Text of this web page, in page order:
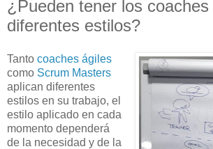
¿Pueden tener los coaches
diferentes estilos?
Tanto coaches ágiles
como Scrum Masters
aplican diferentes
estilos en su trabajo, el
estilo aplicado en cada
momento dependerá
de la necesidad y de la